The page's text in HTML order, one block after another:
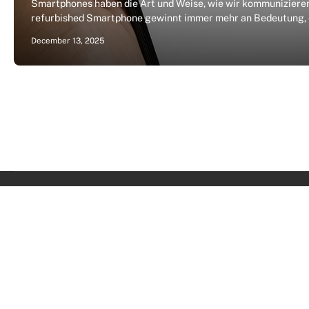
Smartphones haben die Art und Weise, wie wir
refurbished Smartphone gewinnt immer mehr an
December 13, 2025